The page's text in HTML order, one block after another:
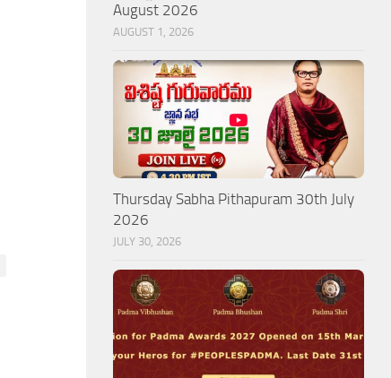
August 2026
AUGUST 1, 2026
Thursday Sabha Pithapuram 30th July
2026
JULY 30, 2026